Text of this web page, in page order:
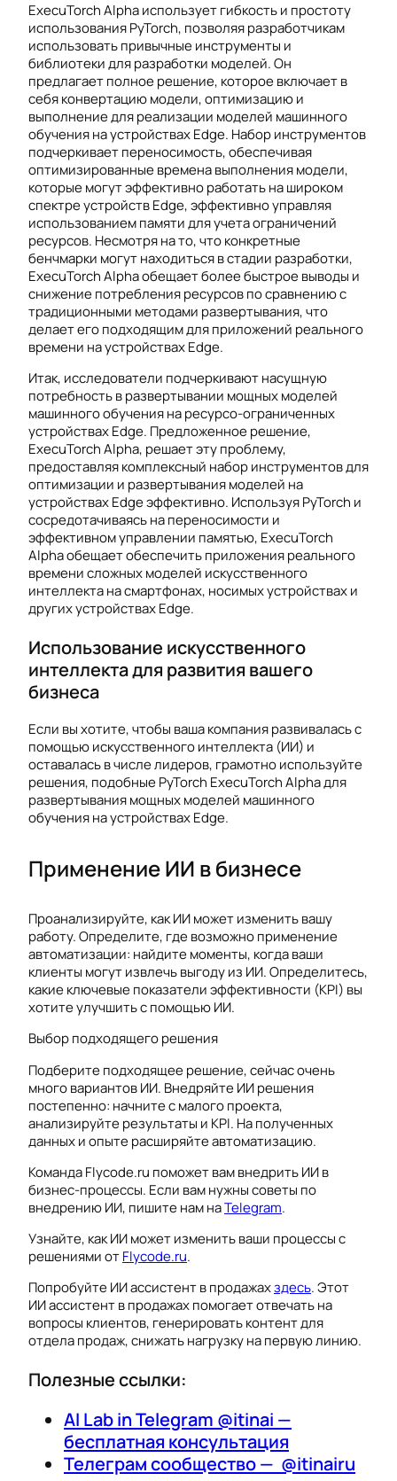
ExecuTorch Alpha использует гибкость и простоту
использования PyTorch, позволяя разработчикам
использовать привычные инструменты и
библиотеки для разработки моделей. Он
предлагает полное решение, которое включает в
себя конвертацию модели, оптимизацию и
выполнение для реализации моделей машинного
обучения на устройствах Edge. Набор инструментов
подчеркивает переносимость, обеспечивая
оптимизированные времена выполнения модели,
которые могут эффективно работать на широком
спектре устройств Edge, эффективно управляя
использованием памяти для учета ограничений
ресурсов. Несмотря на то, что конкретные
бенчмарки могут находиться в стадии разработки,
ExecuTorch Alpha обещает более быстрое выводы и
снижение потребления ресурсов по сравнению с
традиционными методами развертывания, что
делает его подходящим для приложений реального
времени на устройствах Edge.
Итак, исследователи подчеркивают насущную
потребность в развертывании мощных моделей
машинного обучения на ресурсо-ограниченных
устройствах Edge. Предложенное решение,
ExecuTorch Alpha, решает эту проблему,
предоставляя комплексный набор инструментов для
оптимизации и развертывания моделей на
устройствах Edge эффективно. Используя PyTorch и
сосредотачиваясь на переносимости и
эффективном управлении памятью, ExecuTorch
Alpha обещает обеспечить приложения реального
времени сложных моделей искусственного
интеллекта на смартфонах, носимых устройствах и
других устройствах Edge.
Использование искусственного
интеллекта для развития вашего
бизнеса
Если вы хотите, чтобы ваша компания развивалась с
помощью искусственного интеллекта (ИИ) и
оставалась в числе лидеров, грамотно используйте
решения, подобные PyTorch ExecuTorch Alpha для
развертывания мощных моделей машинного
обучения на устройствах Edge.
Применение ИИ в бизнесе
Проанализируйте, как ИИ может изменить вашу
работу. Определите, где возможно применение
автоматизации: найдите моменты, когда ваши
клиенты могут извлечь выгоду из ИИ. Определитесь,
какие ключевые показатели эффективности (KPI) вы
хотите улучшить с помощью ИИ.
Выбор подходящего решения
Подберите подходящее решение, сейчас очень
много вариантов ИИ. Внедряйте ИИ решения
постепенно: начните с малого проекта,
анализируйте результаты и KPI. На полученных
данных и опыте расширяйте автоматизацию.
Команда Flycode.ru поможет вам внедрить ИИ в
бизнес-процессы. Если вам нужны советы по
внедрению ИИ, пишите нам наTelegram.
Узнайте, как ИИ может изменить ваши процессы с
решениями отFlycode.ru.
Попробуйте ИИ ассистент в продажахздесь. Этот
ИИ ассистент в продажах помогает отвечать на
вопросы клиентов, генерировать контент для
отдела продаж, снижать нагрузку на первую линию.
Полезные ссылки:
AI Lab in Telegram @itinai —
бесплатная консультация
Телеграм сообщество — @itinairu